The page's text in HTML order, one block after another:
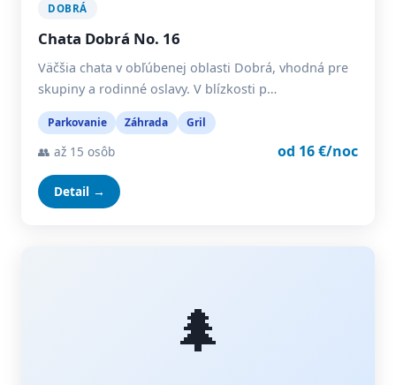
DOBRÁ
Chata Dobrá No. 16
Väčšia chata v obľúbenej oblasti Dobrá, vhodná pre
skupiny a rodinné oslavy. V blízkosti p…
Parkovanie Záhrada Gril
👥 až 15 osôb od 16 €/noc
Detail →
🌲